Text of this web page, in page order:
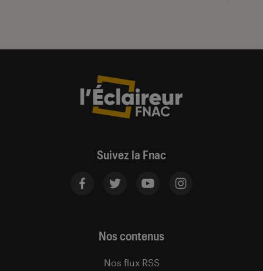
Suivez la Fnac
Nos contenus
Nos flux RSS